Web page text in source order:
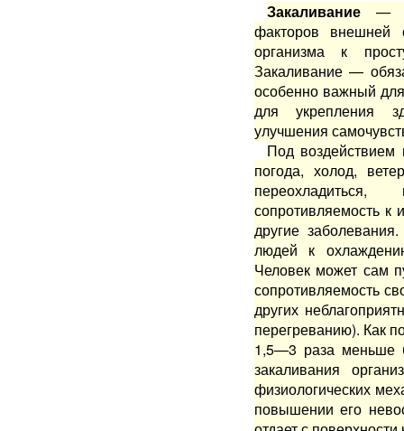
Закаливание—
факторов внешней
организма к
Закаливание —
особенно важный
для укрепления
улучшения
Под воздействием
по­года, холод,
сопротивляемость к
другие
людей к
Человек может сам
сопротивляемость
других
перегреванию). Как
1,5—3 раза меньше
закаливания
физиологических
повышении его